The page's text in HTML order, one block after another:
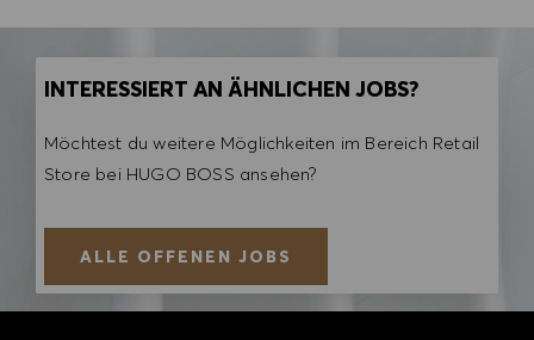
INTERESSIERT AN ÄHNLICHEN JOBS?
Möchtest du weitere Möglichkeiten im Bereich Retail
Store bei HUGO BOSS ansehen?
ALLE OFFENEN JOBS